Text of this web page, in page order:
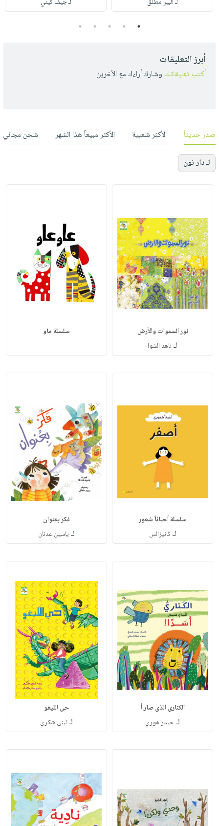
لـ ألبير مطلق لـ جيف كيني
1
2
3
4
5
أبرز التعليقات
أكتب تعليقاتك وشارك أراءك مع الأخرين
صدر حديثاً الأكثر شعبية الأكثر مبيعاً هذا الشهر شحن مجاني
لـ دار نون
نور السموات والأرض
لـ ناهد الشوا
سلسلة ماو
سلسلة أحياناُ شعور
لـكانيزالس
فكر بعنوان
لـ ياسين عدنان
الكناري الذي صار أ
لـحيدر هوري
حي الليغو
لـ لبنى شكري